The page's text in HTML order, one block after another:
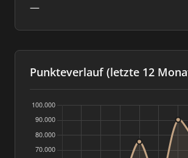
—
Punkteverlauf (letzte 12